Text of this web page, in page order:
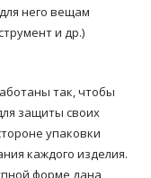
него вещам
и др.)
так, чтобы
защиты своих
упаковки
каждого изделия.
форме дана